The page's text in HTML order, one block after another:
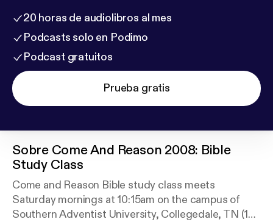
20 horas de audiolibros al mes
Podcasts solo en Podimo
Podcast gratuitos
Prueba gratis
Sobre Come And Reason 2008: Bible
Study Class
Come and Reason Bible study class meets
Saturday mornings at 10:15am on the campus of
Southern Adventist University, Collegedale, TN (18